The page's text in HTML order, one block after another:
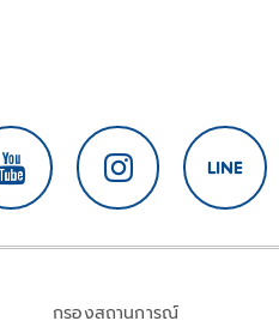
กรองสถานการณ์